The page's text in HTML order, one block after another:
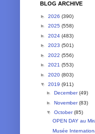
BLOG ARCHIVE
► 2026 (390)
► 2025 (558)
► 2024 (483)
► 2023 (501)
► 2022 (556)
► 2021 (553)
► 2020 (803)
▼ 2019 (911)
► December(49)
► November(83)
▼ October(85)
OPEN DAY au
Musée